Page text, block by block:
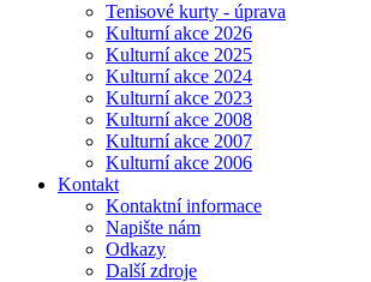
Tenisové kurty - úprava
Kulturní akce 2026
Kulturní akce 2025
Kulturní akce 2024
Kulturní akce 2023
Kulturní akce 2008
Kulturní akce 2007
Kulturní akce 2006
Kontakt
Kontaktní informace
Napište nám
Odkazy
Další zdroje